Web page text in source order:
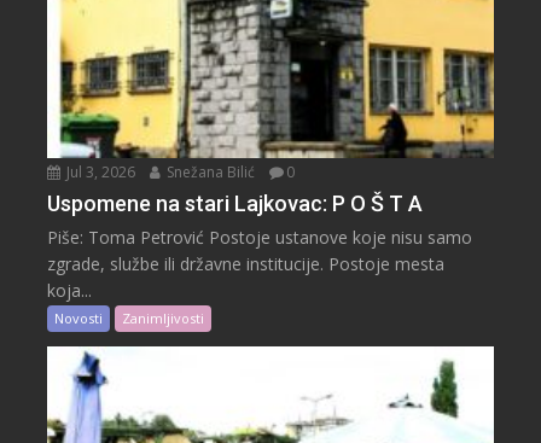
Jul 3, 2026 Snežana Bilić 0
Uspomene na stari Lajkovac: P O Š T A
Piše: Toma Petrović Postoje ustanove koje nisu samo
zgrade, službe ili državne institucije. Postoje mesta
koja...
Novosti Zanimljivosti